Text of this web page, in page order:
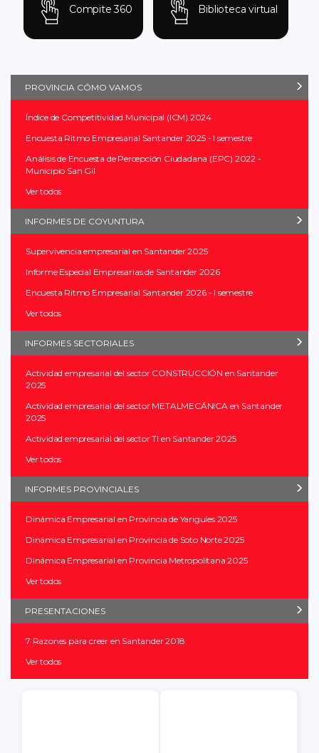
Compite 360 Biblioteca virtual
PROVINCIA CÓMO VAMOS
Índice de Competitividad Municipal (ICM) 2024
Encuesta Ritmo Empresarial Santander 2025 - I semestre
Análisis de Encuesta de Percepción Ciudadana (EPC) 2022 -
Municipio San Gil
Ver todos
INFORMES DE COYUNTURA
Supervivencia empresarial en Santander 2025
Informe Especial Empresarias de Santander 2026
Encuesta Ritmo Empresarial Santander 2026 - I semestre
Ver todos
INFORMES SECTORIALES
Actividad empresarial del sector CONSTRUCCIÓN en Santander
2025
Actividad empresarial del sector METALMECÁNICA en Santander
2025
Actividad empresarial del sector TI en Santander 2025
Ver todos
INFORMES PROVINCIALES
Dinámica Empresarial en Provincia de Yariguíes 2025
Dinámica Empresarial en Provincia de Soto Norte 2025
Dinámica Empresarial en Provincia Metropolitana 2025
Ver todos
PRESENTACIONES
7 Razones para creer en Santander 2018
Ver todos